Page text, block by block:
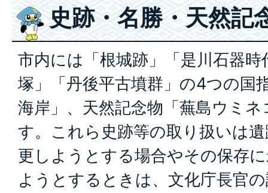
史跡・名勝・天然記
市内には「根城跡」「是川石器
塚」「丹後平古墳群」の4つの国
海岸」、天然記念物「蕪島ウミ
す。これら史跡等の取り扱いは
更しようとする場合やその保存
ようとするときは、文化庁長官